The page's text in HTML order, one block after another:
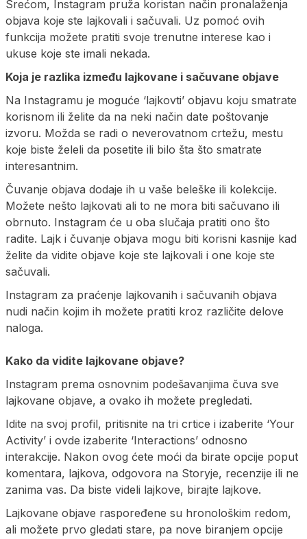
Srećom, Instagram pruža koristan način pronalaženja
objava koje ste lajkovali i sačuvali. Uz pomoć ovih
funkcija možete pratiti svoje trenutne interese kao i
ukuse koje ste imali nekada.
Koja je razlika između lajkovane i sačuvane objave
Na Instagramu je moguće ‘lajkovti’ objavu koju smatrate
korisnom ili želite da na neki način date poštovanje
izvoru. Možda se radi o neverovatnom crtežu, mestu
koje biste želeli da posetite ili bilo šta što smatrate
interesantnim.
Čuvanje objava dodaje ih u vaše beleške ili kolekcije.
Možete nešto lajkovati ali to ne mora biti sačuvano ili
obrnuto. Instagram će u oba slučaja pratiti ono što
radite. Lajk i čuvanje objava mogu biti korisni kasnije kad
želite da vidite objave koje ste lajkovali i one koje ste
sačuvali.
Instagram za praćenje lajkovanih i sačuvanih objava
nudi način kojim ih možete pratiti kroz različite delove
naloga.
Kako da vidite lajkovane objave?
Instagram prema osnovnim podešavanjima čuva sve
lajkovane objave, a ovako ih možete pregledati.
Idite na svoj profil, pritisnite na tri crtice i izaberite ‘Your
Activity’ i ovde izaberite ‘Interactions’ odnosno
interakcije. Nakon ovog ćete moći da birate opcije poput
komentara, lajkova, odgovora na Storyje, recenzije ili ne
zanima vas. Da biste videli lajkove, birajte lajkove.
Lajkovane objave raspoređene su hronološkim redom,
ali možete prvo gledati stare, pa nove biranjem opcije